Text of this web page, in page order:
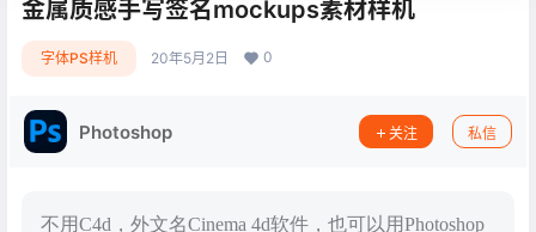
金属质感手写签名mockups素材样机
字体PS样机 20年5月2日 0
Photoshop 关注 私信
不用C4d，外文名Cinema 4d软件，也可以用Photoshop